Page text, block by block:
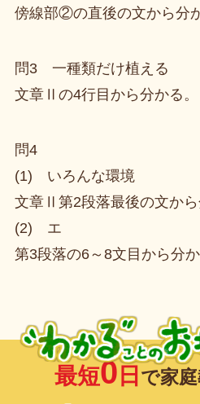
傍線部②の直後の文から分
問3 一種類だけ植える
文章Ⅱの4行目から分かる。
問4
(1) いろんな環境
文章Ⅱ第2段落最後の文から
(2) エ
第3段落の6～8文目から分か
最短0 日 で家